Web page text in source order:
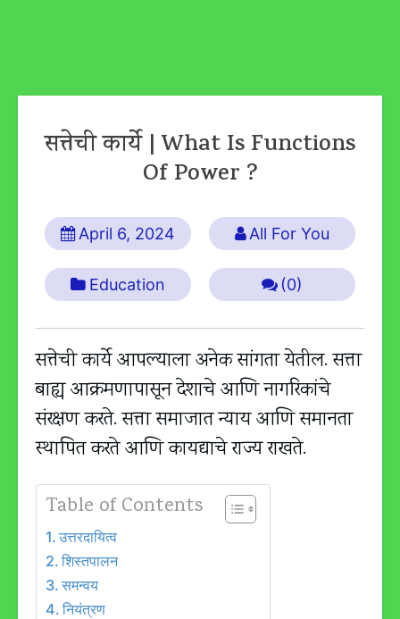
सत्तेची कार्ये | What Is Functions
Of Power ?
April 6, 2024 All For You
Education (0)
सत्तेची कार्ये आपल्याला अनेक सांगता येतील. सत्ता
बाह्य आक्रमणापासून देशाचे आणि नागरिकांचे
संरक्षण करते. सत्ता समाजात न्याय आणि समानता
स्थापित करते आणि कायद्याचे राज्य राखते.
Table of Contents
उत्तरदायित्व
शिस्तपालन
समन्वय
नियंत्रण